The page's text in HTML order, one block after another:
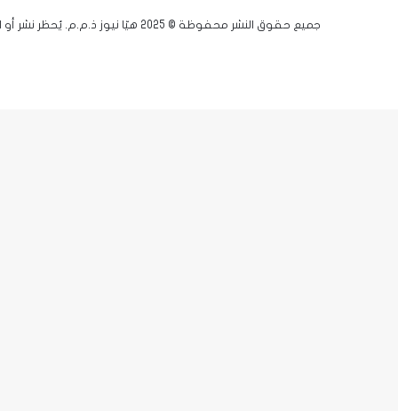
جميع حقوق النشر محفوظة © 2025 هيّا نيوز ذ.م.م. يُحظر نشر أو اقتباس أي مادة دون إذن مسبق.